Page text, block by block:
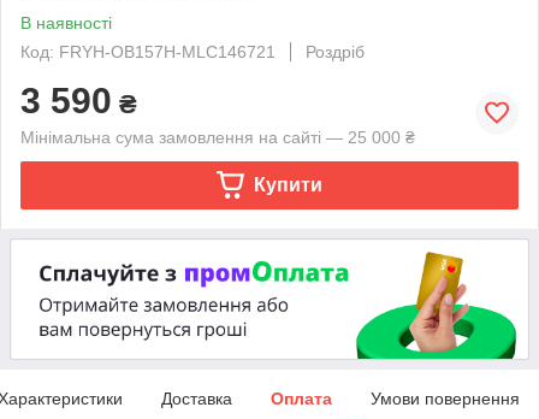
В наявності
Код: FRYH-OB157H-MLC146721
Роздріб
3 590 ₴
Мінімальна сума замовлення на сайті — 25 000 ₴
Купити
Доставка Оплата Умови повернення